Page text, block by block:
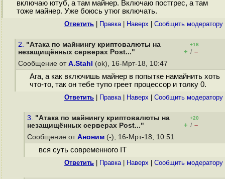
включаю ютуб, а там майнер. Включаю постгрес, а там
тоже майнер. Уже боюсь утюг включать.
Ответить Правка| Наверх Cообщить модератору
2. "Атака по майнингу криптовалюты на
незащищённых серверах Post..."
+16
+ / –
Сообщение от A.Stahl (ok), 16-Мрт-18, 10:47
Ага, а как включишь майнер в попытке намайнить хоть
что-то, так он тебе тупо греет процессор и толку 0.
Ответить Правка| Наверх Cообщить модератору
3. "Атака по майнингу криптовалюты на
незащищённых серверах Post..."
+20
+ / –
Сообщение от Аноним (-), 16-Мрт-18, 10:51
вся суть современного IT
Ответить Правка| Наверх Cообщить модератору